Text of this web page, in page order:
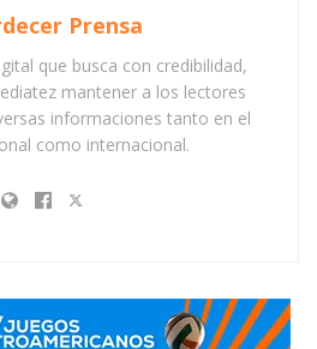
Prensa
que busca con credibilidad,
mantener a los lectores
informaciones tanto en el
como internacional.